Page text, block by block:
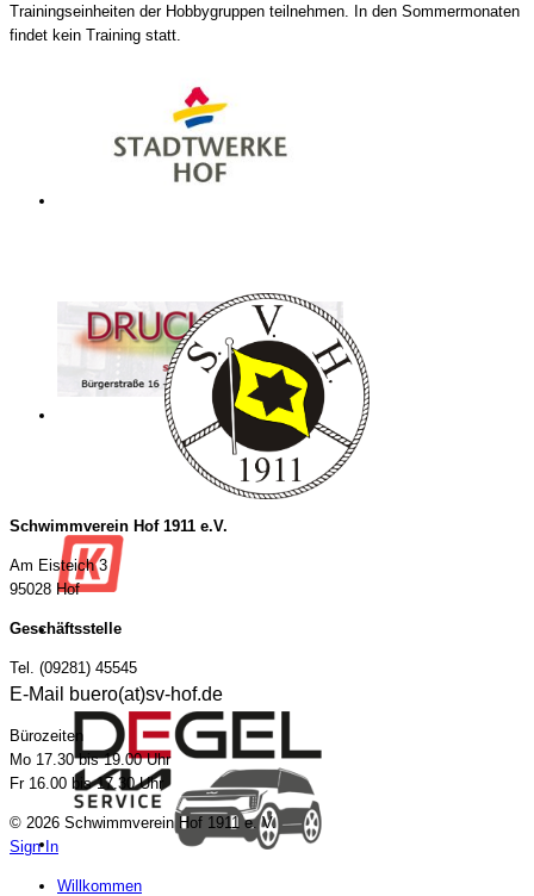
Trainingseinheiten der Hobbygruppen teilnehmen. In den Sommermonaten
findet kein Training statt.
Schwimmverein Hof 1911 e.V.
Am Eisteich 3
95028 Hof
Geschäftsstelle
Tel. (09281) 45545
E-Mail buero(at)sv-hof.de
Bürozeiten
Mo 17.30 bis 19.00 Uhr
Fr 16.00 bis 17.30 Uhr
© 2026 Schwimmverein Hof 1911 e. V.
Sign In
Willkommen